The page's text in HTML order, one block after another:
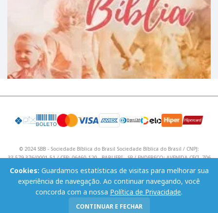
Cookies: Guardamos estatísticas de visitas para melhorar sua
experiência de navegação. Ao continuar navegando, você
concorda com a nossa Política de Privacidade.
CONTINUAR E FECHAR
© 2024 SBB - Sociedade Bíblica do Brasil Sociedade Bíblica do Brasil / CNPJ:
33.579.376/0001-51 / CEP: 06460-120 - BARUERI - SP / ENDEREÇO: AVENIDA CECI, 706
/ Telefone: (11) 4195 9590 / Email: lojavirtual@sbb.org.br .